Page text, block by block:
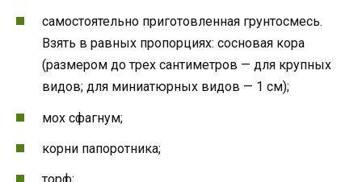
самостоятельно приготовленная грунтосмесь.
Взять в равных пропорциях: сосновая кора
(размером до трех сантиметров — для крупных
видов; для миниатюрных видов — 1 см);
мох сфагнум;
корни папоротника;